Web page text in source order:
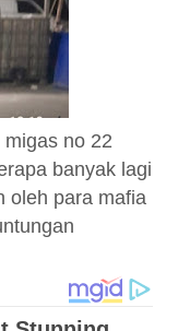
no 22
banyak lagi
oleh para mafia